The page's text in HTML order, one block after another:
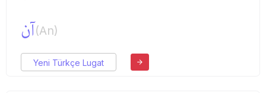
آن(An)
Yeni Türkçe Lugat